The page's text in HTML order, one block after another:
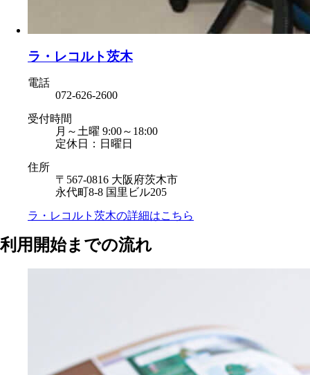
ラ・レコルト茨木
電話
072-626-2600
受付時間
月～土曜 9:00～18:00
定休日：日曜日
住所
〒567-0816 大阪府茨木市
永代町8-8 国里ビル205
ラ・レコルト茨木の詳細はこちら
利用開始までの流れ